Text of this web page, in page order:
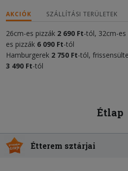
AKCIÓK SZÁLLÍTÁSI TERÜLETEK
26cm-es pizzák 2 690 Ft-tól, 32cm-es
es pizzák 6 090 Ft-tól
Hamburgerek 2 750 Ft-tól,
3 490 Ft-tól
Étlap
Étterem sztárjai